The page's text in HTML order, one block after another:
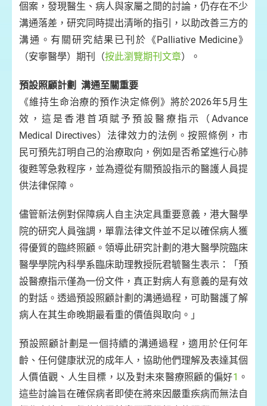
個案，發現醫生、病人與家屬之間的討論，仍存在不少
溝通落差，研究同時提出清晰的指引，以助改善三方的
溝通。有關研究結果已刊於《Palliative Medicine》
（安寧醫學）期刊（按此瀏覽期刊文章）。
預設照顧計劃 溝通至關重要
《維持生命治療的預作決定條例》將於2026年5月生
效，這是香港首項賦予預設醫療指示（Advance
Medical Directives）法律效力的法例。按照條例，市
民可預先訂明自己的治療取向，例如是否希望進行心肺
復甦等急救程序，並為遵從有關預設指示的醫護人員提
供法律保障。
儘管新法例對保障病人自主決定具重要意義，港大醫學
院的研究人員強調，單靠法律文件並不足以確保病人獲
得優質的臨終照顧。領導此研究計劃的港大醫學院臨床
醫學學院內科學系臨床助理教授阮君毓醫生表示：「預
設醫療指示僅為一份文件，真正對病人有意義的是有效
的對話。透過預設照顧計劃的溝通過程，可助醫護了解
病人在其生命晚期最看重的價值與取向。」
預設照顧計劃是一個持續的溝通過程，適用於任何年
齡、任何健康狀況的成年人，協助他們理解及表達其個
人價值觀、人生目標，以及對未來醫療照顧的偏好1 。
這些討論旨在確保病者即使在將來因嚴重疾病而無法自